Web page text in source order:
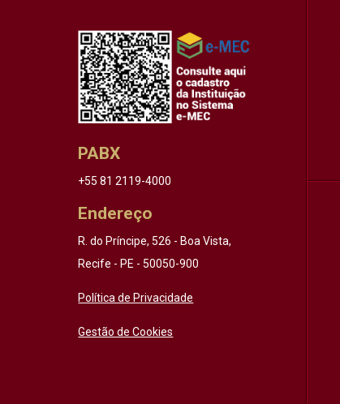
PABX
+55 81 2119-4000
Endereço
R. do Príncipe, 526 - Boa Vista,
Recife - PE - 50050-900
Política de Privacidade
Gestão de Cookies